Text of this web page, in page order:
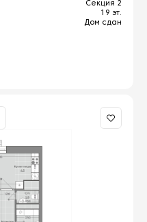
Секция 2
19 эт.
Дом сдан